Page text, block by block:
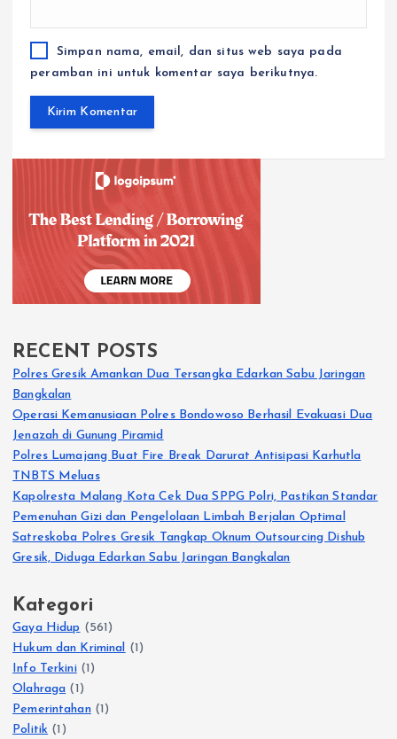
Simpan nama, email, dan situs web saya pada
peramban ini untuk komentar saya berikutnya.
RECENT POSTS
Polres Gresik Amankan Dua Tersangka Edarkan Sabu Jaringan
Bangkalan
Operasi Kemanusiaan Polres Bondowoso Berhasil Evakuasi Dua
Jenazah di Gunung Piramid
Polres Lumajang Buat Fire Break Darurat Antisipasi Karhutla
TNBTS Meluas
Kapolresta Malang Kota Cek Dua SPPG Polri, Pastikan Standar
Pemenuhan Gizi dan Pengelolaan Limbah Berjalan Optimal
Satreskoba Polres Gresik Tangkap Oknum Outsourcing Dishub
Gresik, Diduga Edarkan Sabu Jaringan Bangkalan
Kategori
Gaya Hidup (561)
Hukum dan Kriminal (1)
Info Terkini(1)
Olahraga (1)
Pemerintahan(1)
Politik (1)